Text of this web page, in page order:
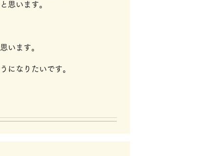
思います。
います。
になりたいです。